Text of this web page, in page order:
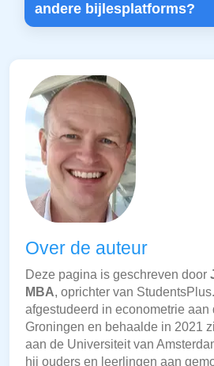
andere bijlesplatforms?
Over de auteur
Deze pagina is geschreven door
MBA, oprichter van StudentsPlus.
afgestudeerd in econometrie
Groningen en behaalde in 2021
aan de Universiteit van
hij ouders en leerlingen aan